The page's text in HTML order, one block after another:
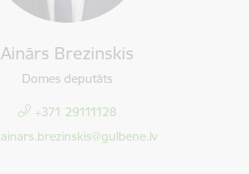
Ainārs Brezinskis
Domes deputāts
+371 29111128
E-pasts:
ainars.brezinskis@gulbene.lv